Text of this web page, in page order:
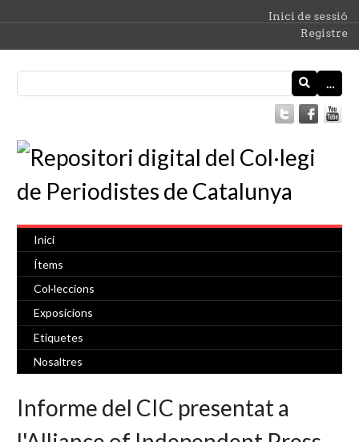
Inici de sessió
Registre
…
Inici
Ítems
Col·leccions
Exposicions
Etiquetes
Nosaltres
Informe del CIC presentat a